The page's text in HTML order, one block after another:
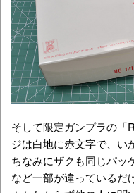
そして限定ガンプラの「
ジは白地に赤文字で、い
ちなみにザクも同じパッ
など一部が違っているだ